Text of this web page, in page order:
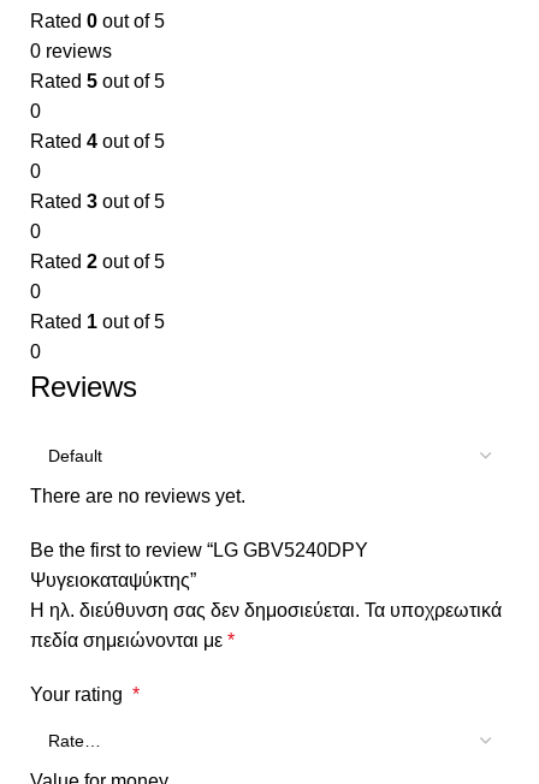
Rated 0 out of 5
0 reviews
Rated 5 out of 5
0
Rated 4 out of 5
0
Rated 3 out of 5
0
Rated 2 out of 5
0
Rated 1 out of 5
0
Reviews
There are no reviews yet.
Be the first to review “LG GBV5240DPY
Ψυγειοκαταψύκτης”
Η ηλ. διεύθυνση σας δεν δημοσιεύεται. Τα υποχρεωτικά
πεδία σημειώνονται με *
Your rating *